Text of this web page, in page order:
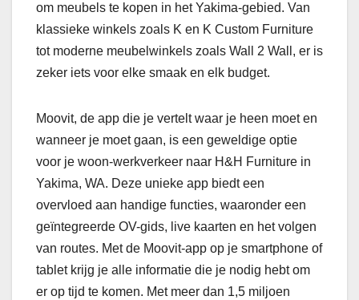
om meubels te kopen in het Yakima-gebied. Van
klassieke winkels zoals K en K Custom Furniture
tot moderne meubelwinkels zoals Wall 2 Wall, er is
zeker iets voor elke smaak en elk budget.
Moovit, de app die je vertelt waar je heen moet en
wanneer je moet gaan, is een geweldige optie
voor je woon-werkverkeer naar H&H Furniture in
Yakima, WA. Deze unieke app biedt een
overvloed aan handige functies, waaronder een
geïntegreerde OV-gids, live kaarten en het volgen
van routes. Met de Moovit-app op je smartphone of
tablet krijg je alle informatie die je nodig hebt om
er op tijd te komen. Met meer dan 1,5 miljoen